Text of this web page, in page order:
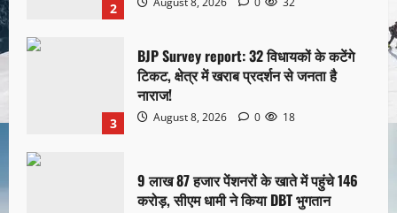
2
3
BJP Survey report: 32 विधायकों के कटेंगे
टिकट, क्षेत्र में खराब प्रदर्शन से जनता है
नाराज!
August 8, 2026 0 18
9 लाख 87 हजार पेंशनरों के खाते में पहुंचे 146
करोड़, सीएम धामी ने किया DBT भुगतान